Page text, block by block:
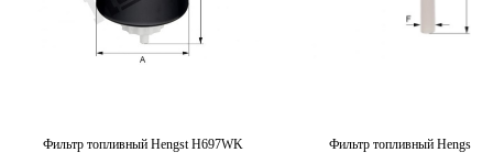
Фильтр топливный Hengst H697WK
Фильтр топливный Hengst